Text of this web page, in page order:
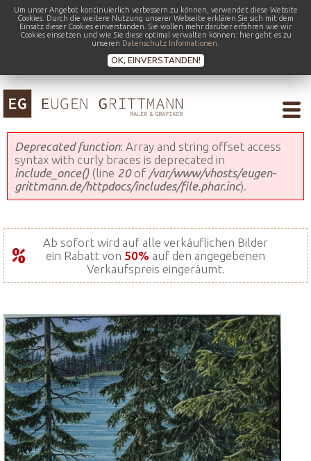
Um unser Angebot kontinuierlich verbessern zu können, verwendet diese Website
Cookies. Durch die weitere Nutzung unserer Webseite erklären Sie sich mit dem
Einsatz dieser Cookies einverstanden. Sie wollen mehr darüber erfahren wie wir
Cookies einsetzen und wie Sie diese optimal verwalten können: hier geht es zu
unseren Datenschutz Informationen
OK, EINVERSTANDEN!
Fehlermeldung
Deprecated function: Array and string offset access
syntax with curly braces is deprecated in
include_once()(line 20of /var/www/vhosts/eugen-
grittmann.de/httpdocs/includes/file.phar.inc).
Ab sofort wird auf alle verkäuflichen Bilder
ein Rabatt von 50% auf den angegebenen
Verkaufspreis eingeräumt.